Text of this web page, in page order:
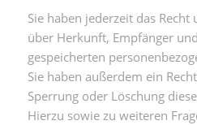
Sie haben jederzeit das
über Herkunft, Empfänger
gespeicherten
Sie haben außerdem ein
Sperrung oder Löschung
Hierzu sowie zu weiteren